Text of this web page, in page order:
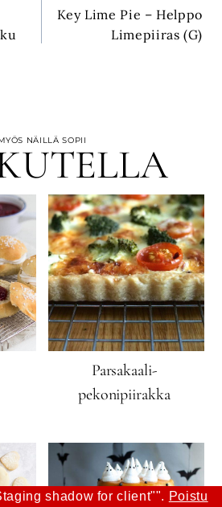
Key Lime Pie – Helppo
Limepiiras (G)
NÄILLÄ SOPII
Parsakaali-
pekonipiirakka
shadow for client"". Poistu